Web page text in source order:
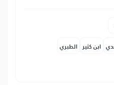
ابن كثير الطبري